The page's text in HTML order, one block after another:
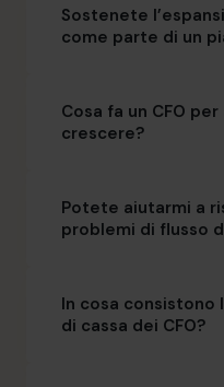
Sostenete
come parte di un
Cosa fa un CFO
crescere?
Potete aiutarmi a
problemi di flusso
In cosa consistono
di cassa dei CFO?